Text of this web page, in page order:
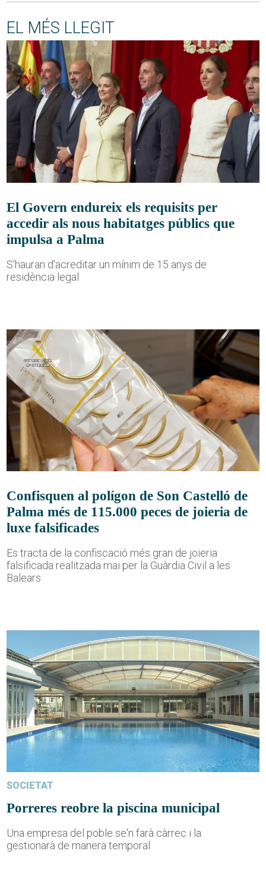
EL MÉS LLEGIT
El Govern endureix els requisits per
accedir als nous habitatges públics que
impulsa a Palma
S'hauran d'acreditar un mínim de 15 anys de
residència legal
Confisquen al polígon de Son Castelló de
Palma més de 115.000 peces de joieria de
luxe falsificades
Es tracta de la confiscació més gran de joieria
falsificada realitzada mai per la Guàrdia Civil a les
Balears
SOCIETAT
Porreres reobre la piscina municipal
Una empresa del poble se'n farà càrrec i la
gestionarà de manera temporal